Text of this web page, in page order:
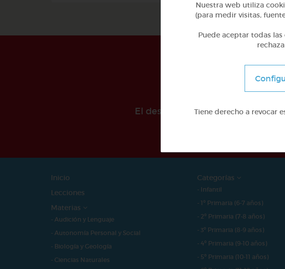
El desarollo de este proyecto ha
Inicio
Lecciones
Materias
- Audición y Lenguaje
- Autonomía Personal y Social
- Biología y Geología
- Ciencias Naturales
Categorías
- Infantil
- 1º Primaria (6-7 años)
- 2º Primaria (7-8 años)
- 3º Primaria (8-9 años)
- 4º Primaria (9-10 años)
- 5º Primaria (10-11 años)
Nuestra web utiliza
(para medir visitas,
Puede aceptar todas
Tiene derecho a revocar